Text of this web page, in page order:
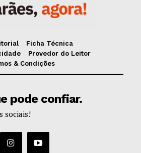
Ficha Técnica
Provedor do Leitor
& Condições
pode confiar.
sociais!